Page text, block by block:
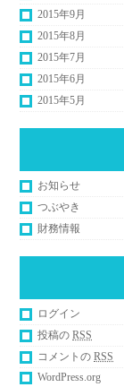
2015年9月
2015年8月
2015年7月
2015年6月
2015年5月
お知らせ
つぶやき
財務情報
ログイン
投稿のRSS
コメントのRSS
WordPress.org